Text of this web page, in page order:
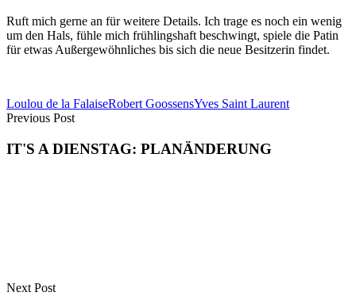
Ruft mich gerne an für weitere Details. Ich trage es noch ein wenig
um den Hals, fühle mich frühlingshaft beschwingt, spiele die Patin
für etwas Außergewöhnliches bis sich die neue Besitzerin findet.
Loulou de la FalaiseRobert GoossensYves Saint Laurent
Previous Post
IT'S A DIENSTAG: PLANÄNDERUNG
Next Post